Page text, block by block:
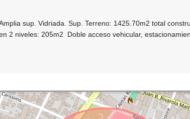
sup. Vidriada. Sup. Terreno: 1425.70m2 total
2 niveles: 205m2 Doble acceso vehicular,